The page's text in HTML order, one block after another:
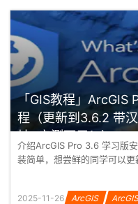
「GIS教程」ArcGIS
程（更新到3.6.2 带
址+亲测可用！）
介绍ArcGIS Pro 3.6 学习版
装简单，想尝鲜的同学可以更
2025-11-26 ArcGIS